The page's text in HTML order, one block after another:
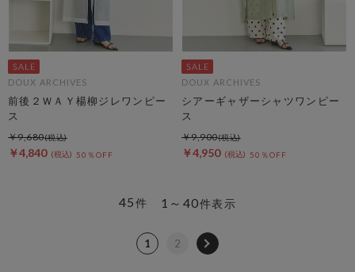
DOUX ARCHIVES
前後２ＷＡＹ楊柳ジレワンピー
ス
￥4,840 50％OFF
￥9,680
DOUX ARCHIVES
シアーギャザーシャツワンピー
ス
￥4,950 50％OFF
￥9,900
1～40件表示
45件
1 2